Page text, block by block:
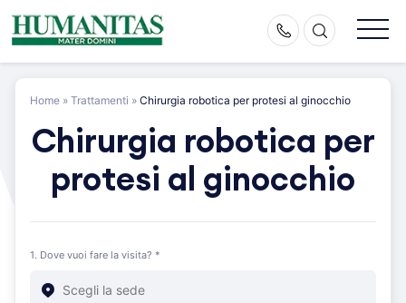
Skip
to
Home » Trattamenti » Chirurgia robotica per protesi al ginocchio
Chirurgia robotica per
protesi al ginocchio
1. Dove vuoi fare la visita? *